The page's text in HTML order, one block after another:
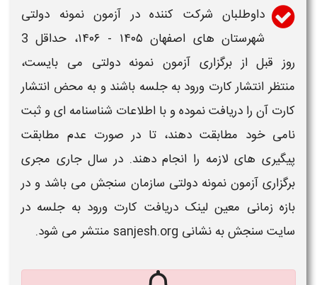
داوطلبان شرکت کننده در آزمون نمونه دولتی
شهرستان های اصفهان ​​۱۴۰۵ - ۱۴۰۶​
، حداقل 3
روز قبل از برگزاری آزمون نمونه دولتی می بایست،
منتظر انتشار کارت ورود به جلسه باشند و به محض انتشار
کارت آن را دریافت نموده و با اطلاعات شناسنامه ای وثبت
نامیخود مطابقت دهند، تا در صورت عدم مطابقت
پیگیری های لازمه را انجام دهند. در سال جاری مجری
برگزاری آزمون نمونه دولتی سازمان سنجش می باشد و در
بازه زمانی معین لینک دریافت کارت ورود به جلسه در
سایت سنجش به نشانی sanjesh.org منتشر می شود.